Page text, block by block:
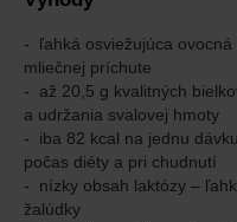
ľahká osviežujúca
mliečnej príchute
až 20,5 g kvalitných
a udržania svalovej hmoty
iba 82 kcal na jednu
počas diéty a pri chudnutí
nízky obsah laktózy –
žalúdky